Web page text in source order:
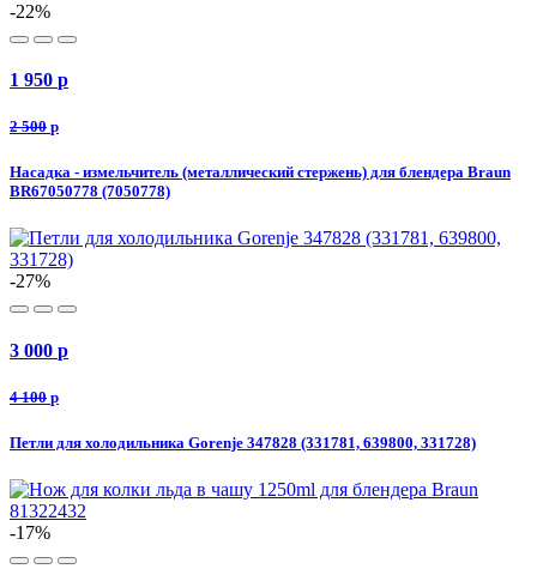
-22%
1 950 p
2 500 p
Насадка - измельчитель (металлический стержень) для блендера Braun
BR67050778 (7050778)
-27%
3 000 p
4 100 p
Петли для холодильника Gorenje 347828 (331781, 639800, 331728)
-17%